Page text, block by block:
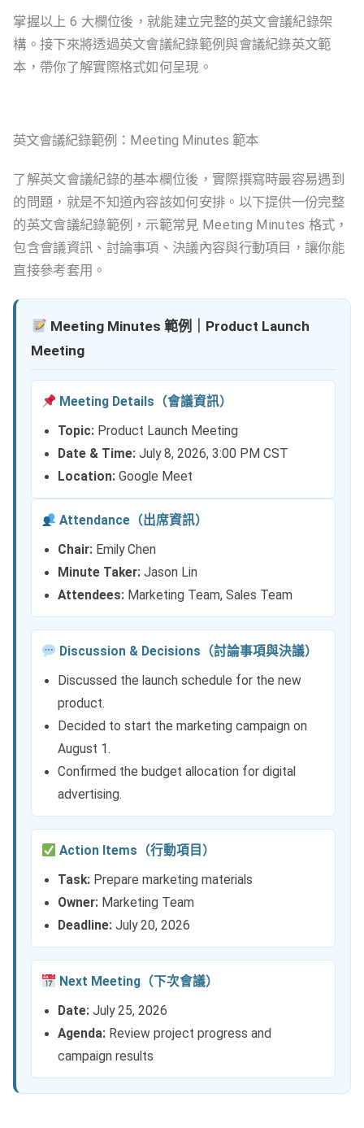
掌握以上 6 大欄位後，就能建立完整的英文會議紀錄架
構。接下來將透過英文會議紀錄範例與會議紀錄英文範
本，帶你了解實際格式如何呈現。
英文會議紀錄範例：Meeting Minutes 範本
了解英文會議紀錄的基本欄位後，實際撰寫時最容易遇到
的問題，就是不知道內容該如何安排。以下提供一份完整
的英文會議紀錄範例，示範常見 Meeting Minutes 格式，
包含會議資訊、討論事項、決議內容與行動項目，讓你能
直接參考套用。
Meeting Minutes 範例｜Product Launch
Meeting
Meeting Details（會議資訊）
Topic: Product Launch Meeting
Date & Time: July 8, 2026, 3:00 PM CST
Location: Google Meet
Attendance（出席資訊）
Chair: Emily Chen
Minute Taker: Jason Lin
Attendees: Marketing Team, Sales Team
Discussion & Decisions（討論事項與決議）
Discussed the launch schedule for the new
product.
Decided to start the marketing campaign on
August 1.
Confirmed the budget allocation for digital
advertising.
Action Items（行動項目）
Task: Prepare marketing materials
Owner: Marketing Team
Deadline: July 20, 2026
Next Meeting（下次會議）
Date: July 25, 2026
Agenda: Review project progress and
campaign results